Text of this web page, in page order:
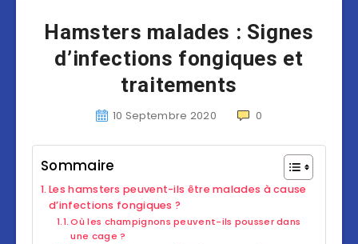
Hamsters malades : Signes
d’infections fongiques et
traitements
10 Septembre 2020 0
Sommaire
Les hamsters peuvent-ils être malades à cause
d’infections fongiques ?
Où les champignons peuvent-ils pousser dans
une cage ?